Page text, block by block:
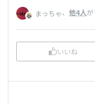
まっちゃ、 他4人
いいね